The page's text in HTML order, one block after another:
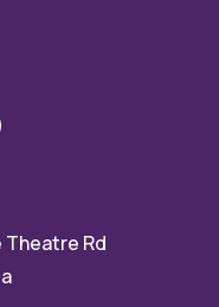
Theatre Rd